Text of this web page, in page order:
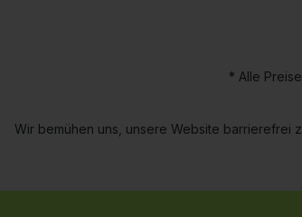
* Alle
Wir bemühen uns, unsere Website barrierefrei